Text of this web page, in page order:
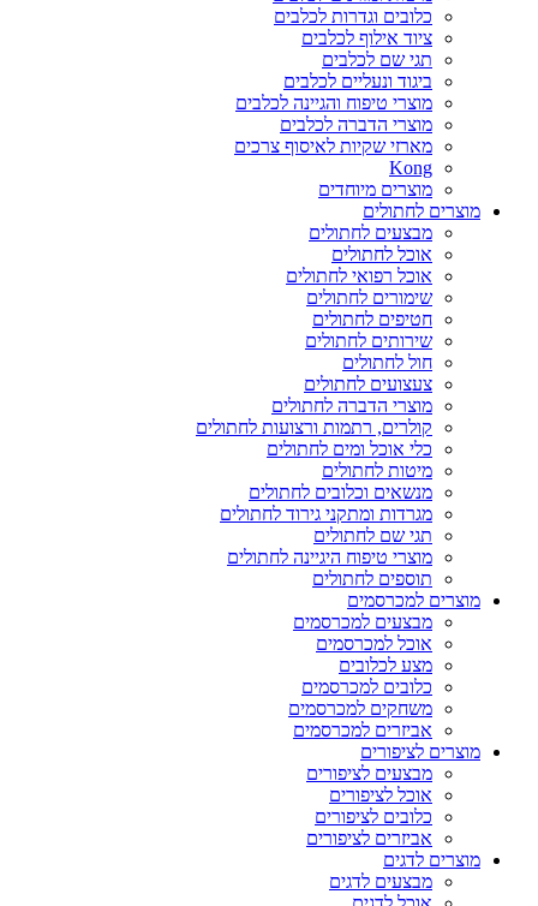
כלובים וגדרות לכלבים
ציוד אילוף לכלבים
תגי שם לכלבים
ביגוד ונעליים לכלבים
מוצרי טיפוח והגיינה לכלבים
מוצרי הדברה לכלבים
מארזי שקיות לאיסוף צרכים
Kong
מוצרים מיוחדים
מוצרים לחתולים
מבצעים לחתולים
אוכל לחתולים
אוכל רפואי לחתולים
שימורים לחתולים
חטיפים לחתולים
שירותים לחתולים
חול לחתולים
צעצועים לחתולים
מוצרי הדברה לחתולים
קולרים, רתמות ורצועות לחתולים
כלי אוכל ומים לחתולים
מיטות לחתולים
מנשאים וכלובים לחתולים
מגרדות ומתקני גירוד לחתולים
תגי שם לחתולים
מוצרי טיפוח היגיינה לחתולים
תוספים לחתולים
מוצרים למכרסמים
מבצעים למכרסמים
אוכל למכרסמים
מצע לכלובים
כלובים למכרסמים
משחקים למכרסמים
אביזרים למכרסמים
מוצרים לציפורים
מבצעים לציפורים
אוכל לציפורים
כלובים לציפורים
אביזרים לציפורים
מוצרים לדגים
מבצעים לדגים